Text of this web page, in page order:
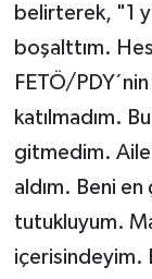
belirterek, "1
boşalttım.
FETÖ/
katılmadım.
gitmedim.
aldım. Beni
tutukluyum.
içerisindeyim.